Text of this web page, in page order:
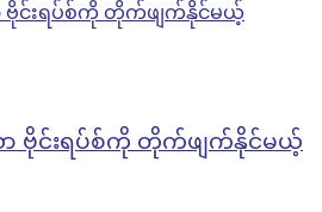
ဗိုင်းရပ်စ်ကို တိုက်ဖျက်နိုင်မယ့်